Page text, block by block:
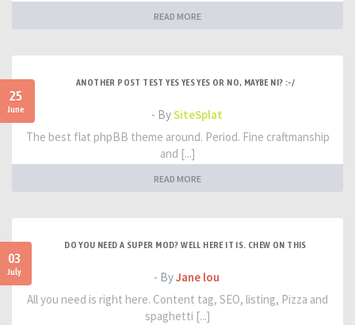
READ MORE
25
June
ANOTHER POST TEST YES YES YES OR NO, MAYBE NI? :-/
- BySiteSplat
The best flat phpBB theme around. Period. Fine craftmanship
and [...]
READ MORE
03
July
DO YOU NEED A SUPER MOD? WELL HERE IT IS. CHEW ON THIS
- ByJane lou
All you need is right here. Content tag, SEO, listing, Pizza and
spaghetti [...]